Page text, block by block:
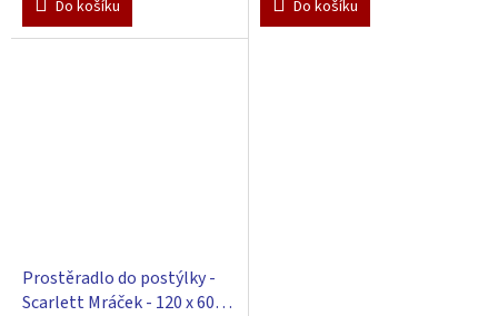
Do košíku Do košíku
Prostěradlo do postýlky -
Scarlett Mráček - 120 x 60